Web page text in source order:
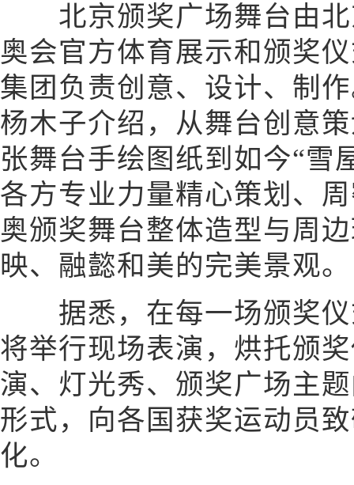
北京颁奖广场舞台由北
奥会官方体育展示和颁奖
集团负责创意、设计、制
杨木子介绍，从舞台创意
张舞台手绘图纸到如今“雪
各方专业力量精心策划、
奥颁奖舞台整体造型与周
映、融懿和美的完美景观。
据悉，在每一场颁奖仪
将举行现场表演，烘托颁
演、灯光秀、颁奖广场主
形式，向各国获奖运动员
化。